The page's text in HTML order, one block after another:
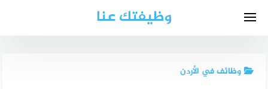
وظيفتك عنا
وظائف في الأردن